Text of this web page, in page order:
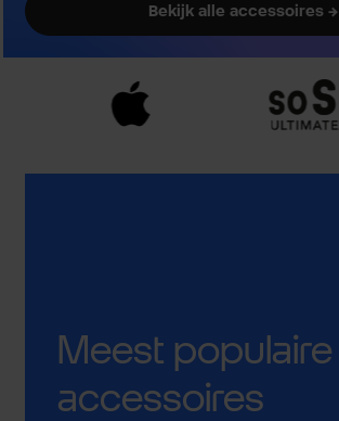
Bekijk alle accessoires →
Meest populaire
accessoires